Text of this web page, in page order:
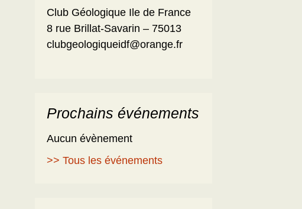
Club Géologique Ile de France
8 rue Brillat-Savarin – 75013
clubgeologiqueidf@orange.fr
Prochains événements
Aucun évènement
>> Tous les événements